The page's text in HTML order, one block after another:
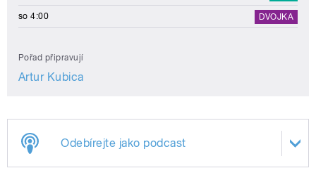
so 4:00 DVOJKA
Pořad připravují
Artur Kubica
Odebírejte jako podcast